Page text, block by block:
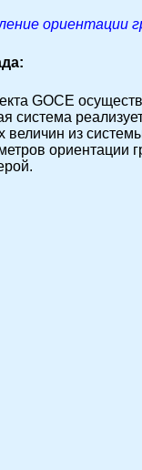
ориентации
GOCE
система
из
ориентации